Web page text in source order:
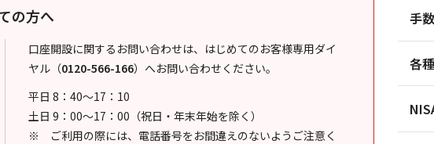
の方へ
口座開設に関するお問い合わせは、はじめてのお客様専用ダイ
ヤル （0120-566-166） へお問い合わせください。
平日 8：40～17：10
土日 9：00～17：00（祝日・年末年始を除く）
ご利用の際には、電話番号をお間違えのないようご注意く
手
各